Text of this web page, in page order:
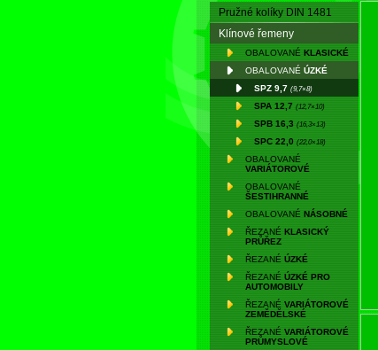
Pružné kolíky DIN 1481
Klínové řemeny
OBALOVANÉ KLASICKÉ
OBALOVANÉ ÚZKÉ
SPZ 9,7 (9,7×8)
SPA 12,7 (12,7×10)
SPB 16,3 (16,3×13)
SPC 22,0 (22,0×18)
OBALOVANÉ
VARIÁTOROVÉ
OBALOVANÉ
ŠESTIHRANNÉ
OBALOVANÉ NÁSOBNÉ
ŘEZANÉ KLASICKÝ
PRŮŘEZ
ŘEZANÉ ÚZKÉ
ŘEZANÉ ÚZKÉ PRO
AUTOMOBILY
ŘEZANÉ VARIÁTOROVÉ
ZEMĚDĚLSKÉ
ŘEZANÉ VARIÁTOROVÉ
PRŮMYSLOVÉ